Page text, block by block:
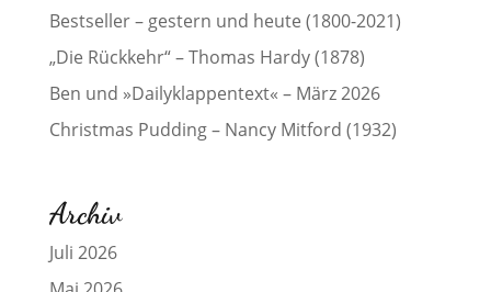
Bestseller – gestern und heute (1800-2021)
„Die Rückkehr“ – Thomas Hardy (1878)
Ben und »Dailyklappentext« – März 2026
Christmas Pudding – Nancy Mitford (1932)
Archiv
Juli 2026